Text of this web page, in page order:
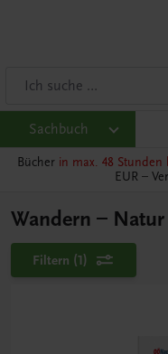
Sachbuch
Bücher in max. 48 Stunden
EUR –
Wandern –
Filtern (1)